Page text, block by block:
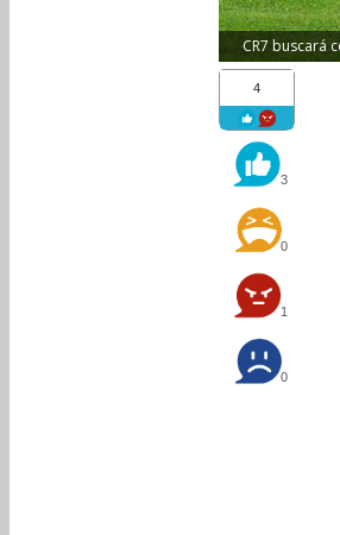
CR7 buscará
4
3
0
1
0